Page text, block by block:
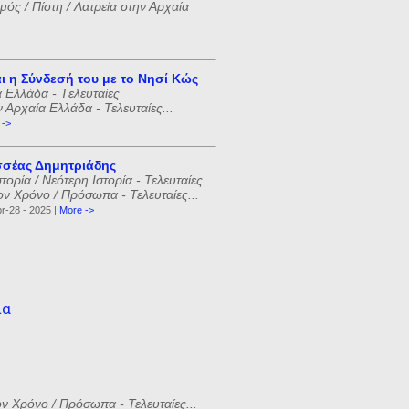
/ Πίστη / Λατρεία στην Αρχαία
η Σύνδεσή του με το Νησί Κώς
- Tελευταίες
Ελλάδα - Τελευταίες...
->
Δημητριάδης
/ Νεότερη Ιστορία - Τελευταίες
Χρόνο / Πρόσωπα - Τελευταίες...
28 - 2025 | More ->
Χρόνο / Πρόσωπα - Τελευταίες...